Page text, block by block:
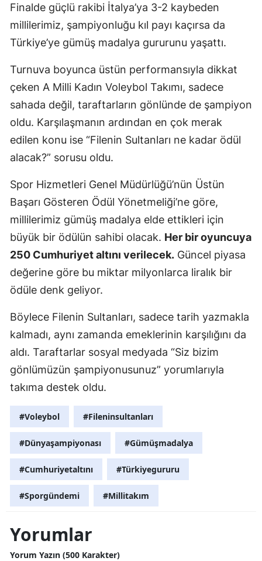
Finalde güçlü rakibi İtalya’ya 3-2 kaybeden
millilerimiz, şampiyonluğu kıl payı kaçırsa da
Türkiye’ye gümüş madalya gururunu yaşattı.
Turnuva boyunca üstün performansıyla dikkat
çeken A Milli Kadın Voleybol Takımı, sadece
sahada değil, taraftarların gönlünde de şampiyon
oldu. Karşılaşmanın ardından en çok merak
edilen konu ise “Filenin Sultanları ne kadar ödül
alacak?” sorusu oldu.
Spor Hizmetleri Genel Müdürlüğü’nün Üstün
Başarı Gösteren Ödül Yönetmeliği’ne göre,
millilerimiz gümüş madalya elde ettikleri için
büyük bir ödülün sahibi olacak. Her bir oyuncuya
250 Cumhuriyet altını verilecek. Güncel piyasa
değerine göre bu miktar milyonlarca liralık bir
ödüle denk geliyor.
Böylece Filenin Sultanları, sadece tarih yazmakla
kalmadı, aynı zamanda emeklerinin karşılığını da
aldı. Taraftarlar sosyal medyada “Siz bizim
gönlümüzün şampiyonusunuz” yorumlarıyla
takıma destek oldu.
#Voleybol #Fileninsultanları
#Dünyaşampiyonası #Gümüşmadalya
#Cumhuriyetaltını #Türkiyegururu
#Sporgündemi #Millitakım
Yorumlar
Yorum Yazın (500 Karakter)